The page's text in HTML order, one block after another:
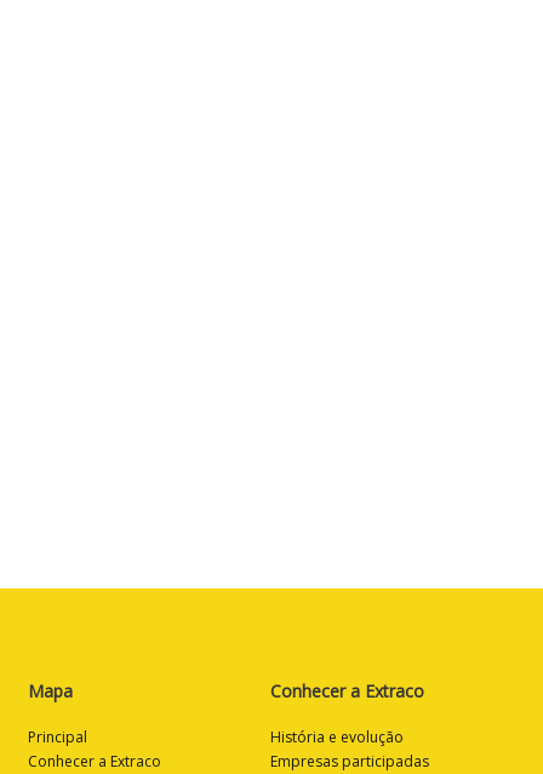
Mapa
Principal
Conhecer a Extraco
Conhecer a Extraco
História e evolução
Empresas participadas